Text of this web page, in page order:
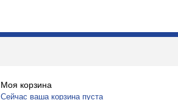
Моя корзина
Сейчас ваша корзина пуста